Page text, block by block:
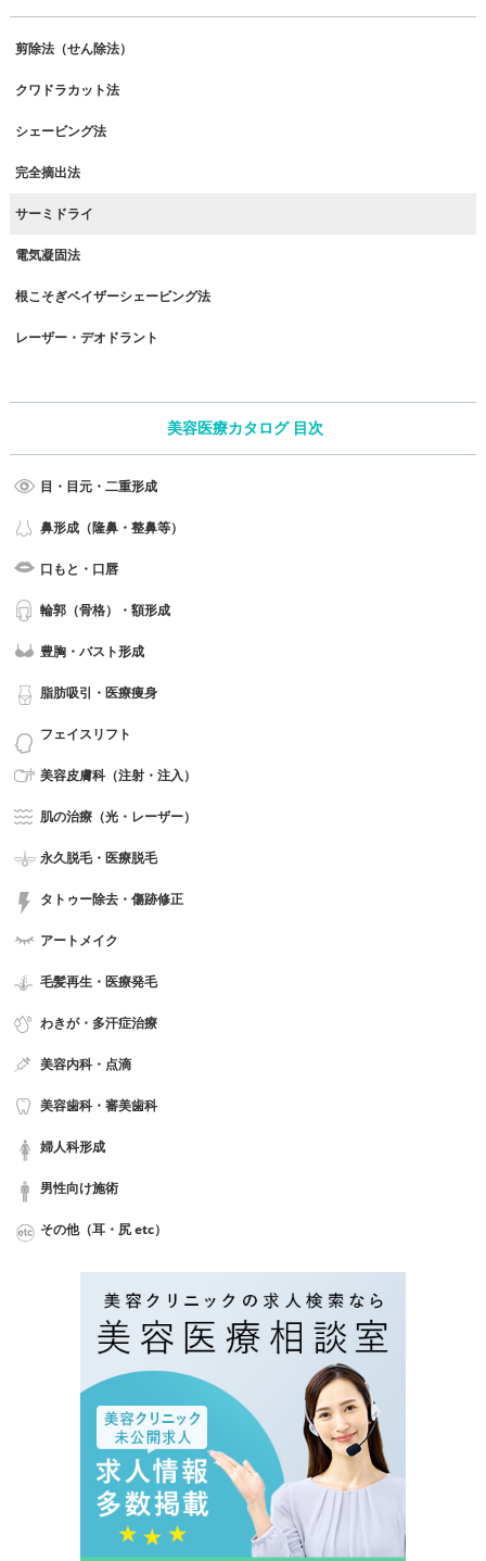
剪除法（せん除法）
クワドラカット法
シェービング法
完全摘出法
サーミドライ
電気凝固法
根こそぎベイザーシェービング法
レーザー・デオドラント
美容医療カタログ 目次
目・目元・二重形成
鼻形成（隆鼻・整鼻等）
口もと・口唇
輪郭（骨格）・額形成
豊胸・バスト形成
脂肪吸引・医療痩身
フェイスリフト
美容皮膚科（注射・注入）
肌の治療（光・レーザー）
永久脱毛・医療脱毛
タトゥー除去・傷跡修正
アートメイク
毛髪再生・医療発毛
わきが・多汗症治療
美容内科・点滴
美容歯科・審美歯科
婦人科形成
男性向け施術
その他（耳・尻 etc）